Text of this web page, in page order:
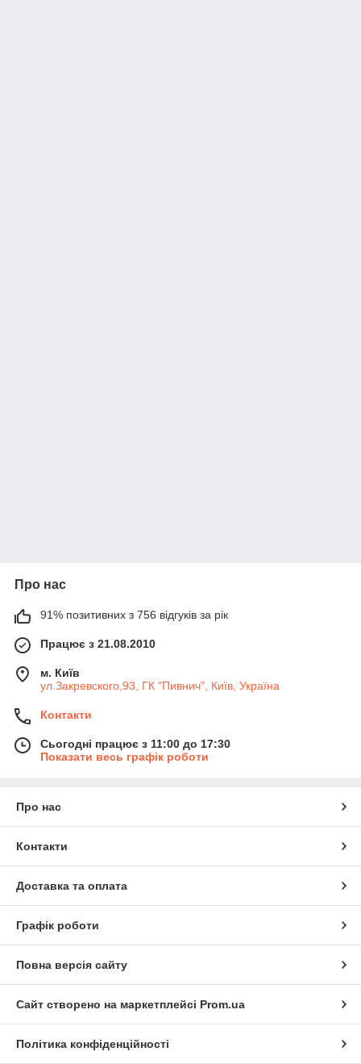
Про нас
91% позитивних з 756 відгуків за рік
Працює з 21.08.2010
м. Київ
ул.Закревского,93, ГК "Пивнич", Київ, Україна
Контакти
Сьогодні працює з 11:00 до 17:30
Показати весь графік роботи
Про нас
Контакти
Доставка та оплата
Графік роботи
Повна версія сайту
Сайт створено на маркетплейсі Prom.ua
Політика конфіденційності